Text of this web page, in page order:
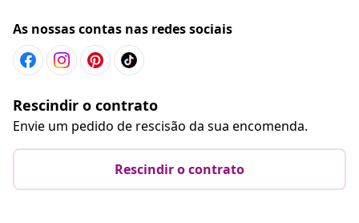
As nossas contas nas redes sociais
Rescindir o contrato
Envie um pedido de rescisão da sua encomenda.
Rescindir o contrato